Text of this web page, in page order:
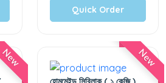
Quick Order
New New